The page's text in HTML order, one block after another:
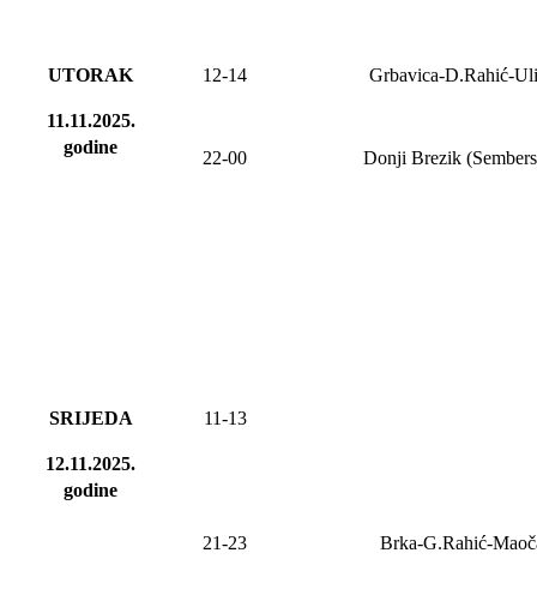
UTORAK
11.11.2025.
godine
12-14 Grbavica-D.Rahić-
22-00 Donji Brezik
SRIJEDA
12.11.2025.
godine
11-13
21-23 Brka-G.Rahić-